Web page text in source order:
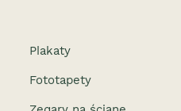
Plakaty
Fototapety